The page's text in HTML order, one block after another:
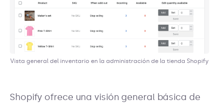
Vista general del inventario en la administración de la tienda Shopify
Shopify ofrece una visión general básica de